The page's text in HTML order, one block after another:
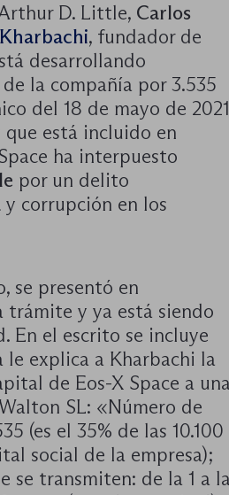
D. Little, Carlos
, fundador de
desarrollando
de la compañía por 3.535
del 18 de mayo de 2021
está incluido en
ha interpuesto
por un delito
y corrupción en los
se presentó en
trámite y ya está siendo
En el escrito se incluye
explica a Kharbachi la
de Eos-X Space a una
SL: «Número de
(es el 35% de las 10.100
social de la empresa);
se transmiten: de la 1 a la